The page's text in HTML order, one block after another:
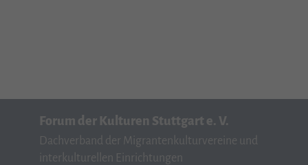
Forum der Kulturen Stuttgart e. V.
Dachverband der Migrantenkulturvereine und
interkulturellen Einrichtungen